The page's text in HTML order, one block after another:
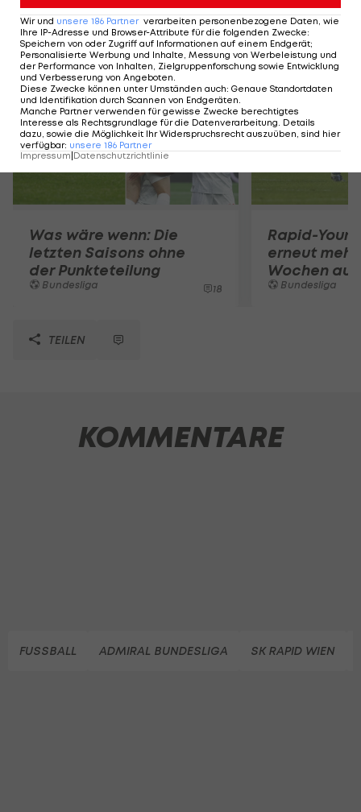
Mehr zum Thema
Was wäre wenn: Die
letzten Saisons ohne
der Punkteteilung
Bundesliga 18
Rapid-
erneut
Wochen aus
Bundesliga
TEILEN
KOMMENTARE
FUSSBALL ADMIRAL BUNDESLIGA SK RAPID WIEN
Wir und unsere 186 Partner verarbeiten personenbezogene Daten, wie
Ihre IP-Adresse und Browser-Attribute für die folgenden Zwecke:
Speichern von oder Zugriff auf Informationen auf einem Endgerät;
Personalisierte Werbung und Inhalte, Messung von Werbeleistung und
der Performance von Inhalten, Zielgruppenforschung sowie Entwicklung
und Verbesserung von Angeboten
Diese Zwecke können unter Umständen auch: Genaue Standortdaten
und Identifikation durch Scannen von Endgeräten
Manche Partner verwenden für gewisse Zwecke berechtigtes
Interesse als Rechtsgrundlage für die Datenverarbeitung. Details
dazu, sowie die Möglichkeit Ihr Widerspruchsrecht auszuüben, sind hier
verfügbar: unsere 186 Partner
Impressum|Datenschutzrichtlinie